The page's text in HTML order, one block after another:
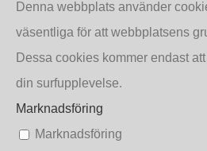
Denna webbplats använder
väsentliga för att webbplatsens
Dessa cookies kommer endast
din surfupplevelse.
Marknadsföring
Marknadsföring